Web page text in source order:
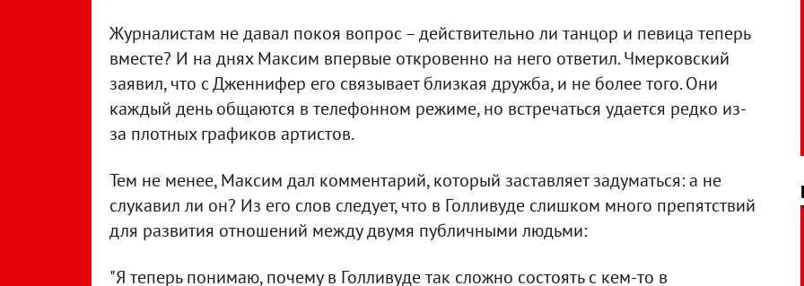
Журналистам не давал покоя вопрос – действительно ли танцор и певица теперь
вместе? И на днях Максим впервые откровенно на него ответил. Чмерковский
заявил, что с Дженнифер его связывает близкая дружба, и не более того. Они
каждый день общаются в телефонном режиме, но встречаться удается редко из-
за плотных графиков артистов.
Тем не менее, Максим дал комментарий, который заставляет задуматься: а не
слукавил ли он? Из его слов следует, что в Голливуде слишком много препятствий
для развития отношений между двумя публичными людьми:
"Я теперь понимаю, почему в Голливуде так сложно состоять с кем-то в